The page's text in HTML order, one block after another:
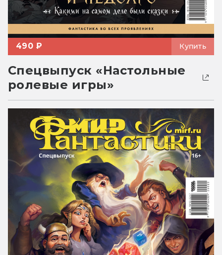
490 ₽ Купить
Спецвыпуск «Настольные
ролевые игры»